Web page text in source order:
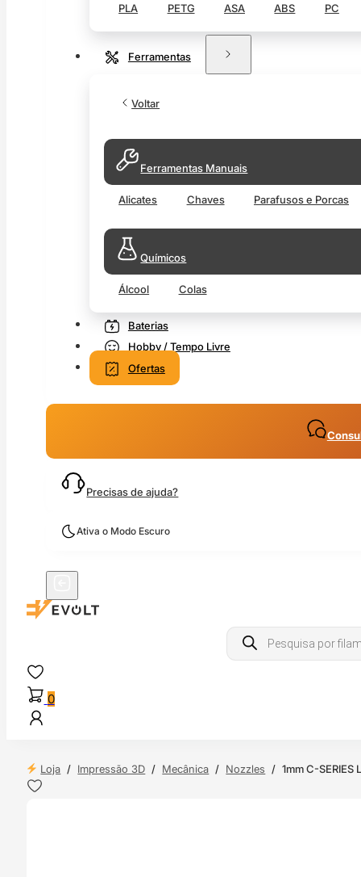
PLA PETG ASA ABS PC
Ferramentas
Voltar
Ferramentas Manuais
Alicates Chaves Parafusos e Porcas
Químicos
Álcool Colas
Baterias
Hobby / Tempo Livre
Ofertas
Precisas de ajuda?
Ativa o Modo Escuro
Products
search
0
Loja / Impressão 3D / Mecânica / Nozzles / 1mm C-